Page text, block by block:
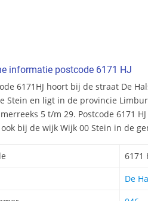
informatie postcode 6171 HJ
6171HJ hoort bij de straat De
Stein en ligt in de provincie
5 t/m 29. Postcode 6171
bij de wijk Wijk 00 Stein in de
6171
De